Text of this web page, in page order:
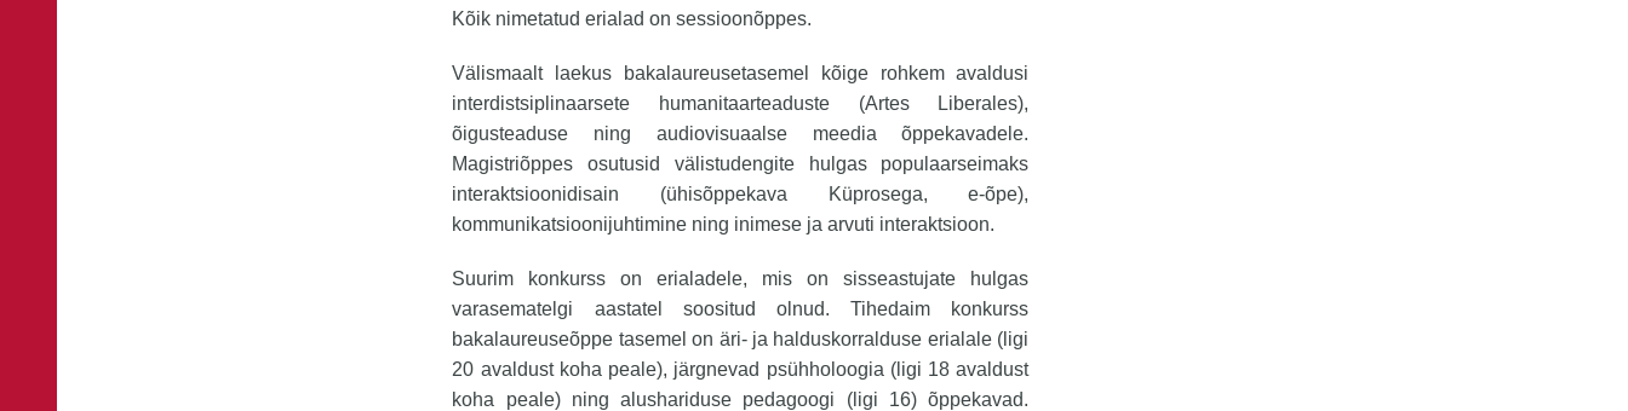
Kõik nimetatud erialad on sessioonõppes.
Välismaalt laekus bakalaureusetasemel kõige rohkem avaldusi
interdistsiplinaarsete humanitaarteaduste (Artes Liberales),
õigusteaduse ning audiovisuaalse meedia õppekavadele.
Magistriõppes osutusid välistudengite hulgas populaarseimaks
interaktsioonidisain (ühisõppekava Küprosega, e-õpe),
kommunikatsioonijuhtimine ning inimese ja arvuti interaktsioon.
Suurim konkurss on erialadele, mis on sisseastujate hulgas
varasematelgi aastatel soositud olnud. Tihedaim konkurss
bakalaureuseõppe tasemel on äri- ja halduskorralduse erialale (ligi
20 avaldust koha peale), järgnevad psühholoogia (ligi 18 avaldust
koha peale) ning alushariduse pedagoogi (ligi 16) õppekavad.